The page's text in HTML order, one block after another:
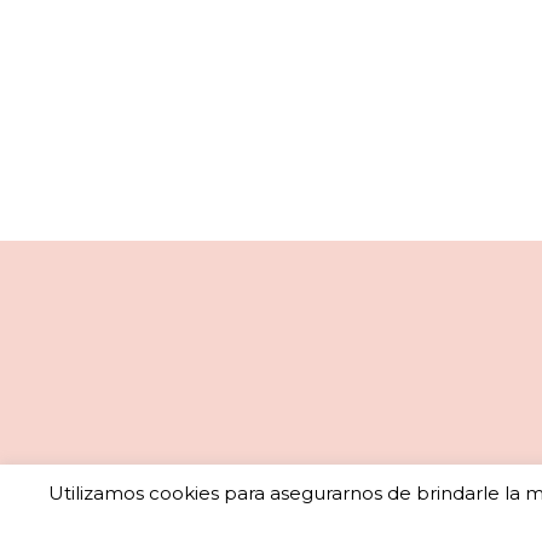
Utilizamos cookies para asegurarnos de brindarle la